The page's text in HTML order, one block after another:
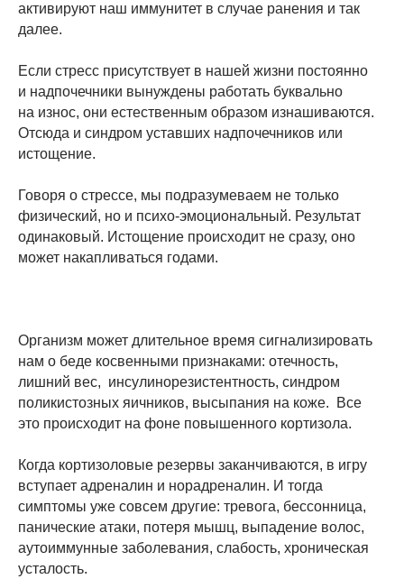
активируют наш иммунитет в случае ранения и так
далее.
Если стресс присутствует в нашей жизни постоянно
и надпочечники вынуждены работать буквально
на износ, они естественным образом изнашиваются.
Отсюда и синдром уставших надпочечников или
истощение.
Говоря о стрессе, мы подразумеваем не только
физический, но и психо-эмоциональный. Результат
одинаковый. Истощение происходит не сразу, оно
может накапливаться годами.
Организм может длительное время сигнализировать
нам о беде косвенными признаками: отечность,
лишний вес, инсулинорезистентность, синдром
поликистозных яичников, высыпания на коже. Все
это происходит на фоне повышенного кортизола.
Когда кортизоловые резервы заканчиваются, в игру
вступает адреналин и норадреналин. И тогда
симптомы уже совсем другие: тревога, бессонница,
панические атаки, потеря мышц, выпадение волос,
аутоиммунные заболевания, слабость, хроническая
усталость.